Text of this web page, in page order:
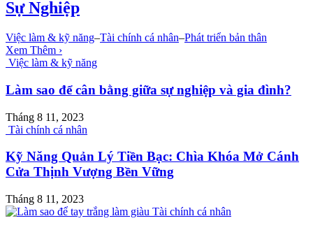
Sự Nghiệp
Việc làm & kỹ năng–Tài chính cá nhân–Phát triển bản thân
Xem Thêm ›
Việc làm & kỹ năng
Làm sao để cân bằng giữa sự nghiệp và gia đình?
Tháng 8 11, 2023
Tài chính cá nhân
Kỹ Năng Quản Lý Tiền Bạc: Chìa Khóa Mở Cánh
Cửa Thịnh Vượng Bền Vững
Tháng 8 11, 2023
Tài chính cá nhân